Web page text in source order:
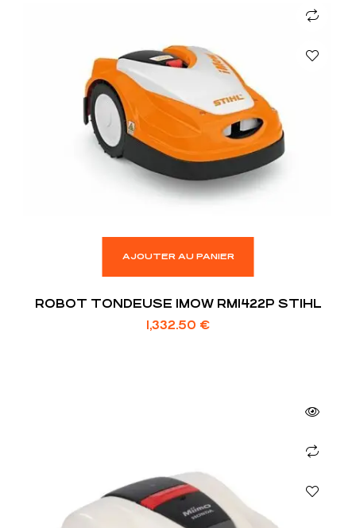
AJOUTER AU PANIER
ROBOT TONDEUSE IMOW RMI422P STIHL
1,332.50 €